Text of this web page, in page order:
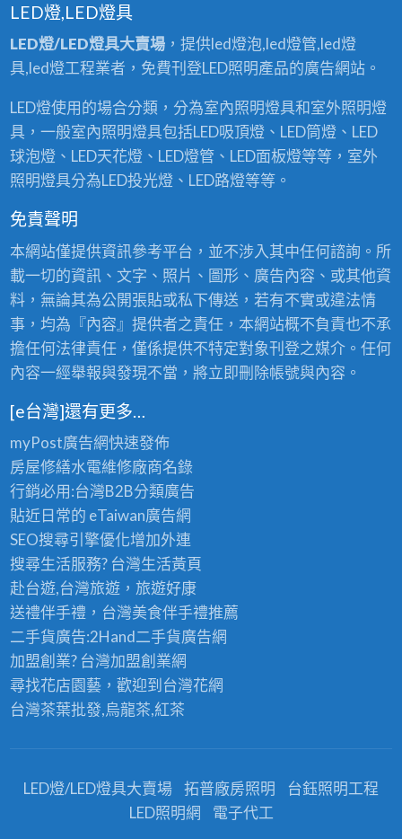
LED燈,LED燈具
LED燈/LED燈具大賣場，提供led燈泡,led燈管,led燈
具,led燈工程業者，免費刊登LED照明產品的廣告網站。
LED燈使用的場合分類，分為室內照明燈具和室外照明燈
具，一般室內照明燈具包括LED吸頂燈、LED筒燈、LED
球泡燈、LED天花燈、LED燈管、LED面板燈等等，室外
照明燈具分為LED投光燈、LED路燈等等。
免責聲明
本網站僅提供資訊參考平台，並不涉入其中任何諮詢。所
載一切的資訊、文字、照片、圖形、廣告內容、或其他資
料，無論其為公開張貼或私下傳送，若有不實或違法情
事，均為『內容』提供者之責任，本網站概不負責也不承
擔任何法律責任，僅係提供不特定對象刊登之媒介。任何
內容一經舉報與發現不當，將立即刪除帳號與內容。
[e台灣]還有更多…
myPost廣告網快速發佈
房屋修繕水電維修廠商名錄
行銷必用:台灣B2B分類廣告
貼近日常的 eTaiwan廣告網
SEO搜尋引擎優化增加外連
搜尋生活服務? 台灣生活黃頁
赴台遊,台灣旅遊，旅遊好康
送禮伴手禮，台灣美食伴手禮推薦
二手貨廣告:2Hand二手貨廣告網
加盟創業? 台灣加盟創業網
尋找花店園藝，歡迎到 台灣花網
台灣茶葉批發,烏龍茶,紅茶
LED燈/LED燈具大賣場 拓普廠房照明
台鈺照明工程
LED照明網
電子代工